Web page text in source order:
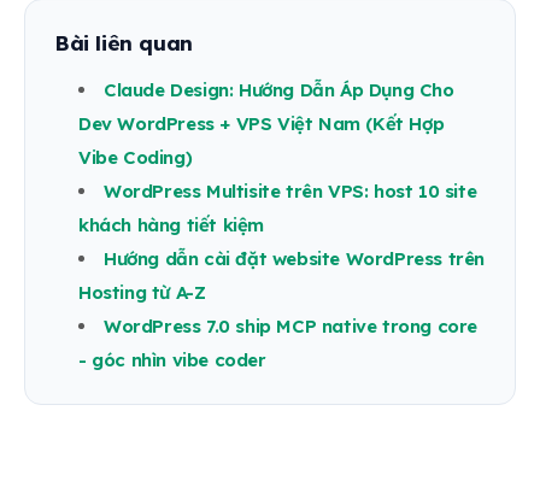
Bài liên quan
Claude Design: Hướng Dẫn Áp Dụng Cho
Dev WordPress + VPS Việt Nam (Kết Hợp
Vibe Coding)
WordPress Multisite trên VPS: host 10 site
khách hàng tiết kiệm
Hướng dẫn cài đặt website WordPress trên
Hosting từ A-Z
WordPress 7.0 ship MCP native trong core
- góc nhìn vibe coder